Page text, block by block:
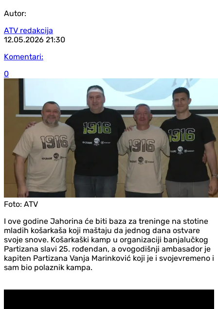
Autor:
ATV redakcija
12.05.2026 21:30
Komentari:
0
Foto: ATV
I ove godine Jahorina će biti baza za treninge na stotine
mladih košarkaša koji maštaju da jednog dana ostvare
svoje snove. Košarkaški kamp u organizaciji banjalučkog
Partizana slavi 25. rođendan, a ovogodišnji ambasador je
kapiten Partizana Vanja Marinković koji je i svojevremeno i
sam bio polaznik kampa.